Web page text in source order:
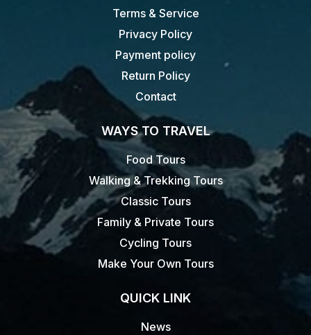
Terms & Service
Privacy Policy
Payment policy
Return Policy
Contact
WAYS TO TRAVEL
Food Tours
Walking & Trekking Tours
Classic Tours
Family & Private Tours
Cycling Tours
Make Your Own Tours
QUICK LINK
News